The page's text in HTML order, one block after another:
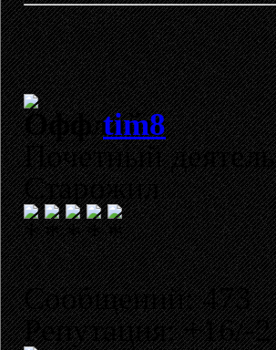
tim8
Почетный деятель
Старожил
Сообщений: 473
Репутация: +16/-2